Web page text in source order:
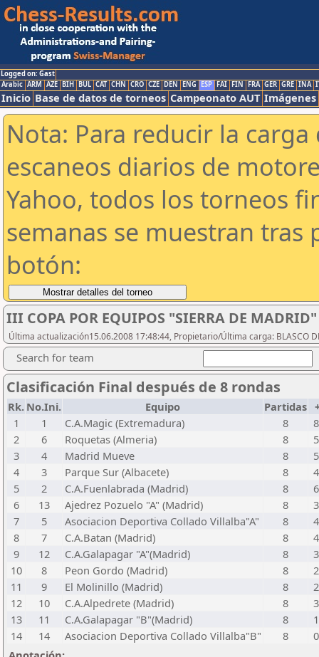
Logged on: Gast
Arabic ARM AZE BIH BUL CAT CHN CRO CZE DEN ENG ESP FAI FIN FRA GER GRE INA
Inicio Base de datos de torneos Campeonato AUT Imágenes
Nota: Para reducir la
escaneos diarios de
Yahoo, todos los torneos
semanas se muestran tras
botón:
III COPA POR EQUIPOS "SIERRA DE
Última actualización15.06.2008 17:48:44, Propietario/Última carga: BLASCO
Search for team
Clasificación Final después de 8 rondas
Rk. No.Ini. Equipo Partidas
1
1 C.A.Magic (Extremadura) 8
8
2
6 Roquetas (Almeria) 8
5
3
4 Madrid Mueve 8
5
4
3 Parque Sur (Albacete) 8
4
5
2 C.A.Fuenlabrada (Madrid) 8
6
6
13 Ajedrez Pozuelo "A" (Madrid) 8
3
7
5 Asociacion Deportiva Collado Villalba"A" 8
4
8
7 C.A.Batan (Madrid) 8
4
9
12 C.A.Galapagar "A"(Madrid) 8
3
10
8 Peon Gordo (Madrid) 8
2
11
9 El Molinillo (Madrid) 8
2
12
10 C.A.Alpedrete (Madrid) 8
3
13
11 C.A.Galapagar "B"(Madrid) 8
1
14
14 Asociacion Deportiva Collado Villalba"B" 8
0